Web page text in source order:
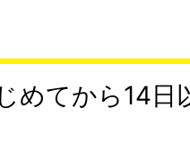
めてから14日